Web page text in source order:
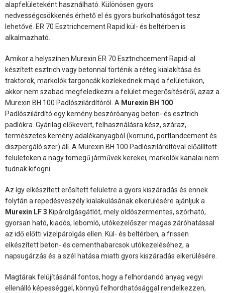
alapfelületeként használható. Különösen gyors
nedvességcsökkenés érhető el és gyors burkolhatóságot tesz
lehetővé. ER 70 Esztrichcement Rapid kül- és beltérben is
alkalmazható.
Amikor a helyszínen Murexin ER 70 Esztrichcement Rapid-al
készített esztrich vagy betonnal történik a réteg kialakítása és
traktorok, markolók targoncák közlekednek majd a felületükön,
akkor nem szabad megfeledkezni a felület megerősítéséről, azaz a
Murexin BH 100 Padlószilárdítóról. A Murexin BH 100
Padlószilárdító egy kemény beszóróanyag beton- és esztrich
padlókra. Gyárilag előkevert, felhasználásra kész, száraz,
természetes kemény adalékanyagból (korrund, portlandcement és
diszpergáló szer) áll. A Murexin BH 100 Padlószilárdítóval előállított
felületeken a nagy tömegű járművek kerekei, markolók kanalai nem
tudnak kifogni.
Az így elkészített erősített felületre a gyors kiszáradás és ennek
folytán a repedésveszély kialakulásának elkerülésére ajánljuk a
Murexin LF 3 Kipárolgásgátlót, mely oldószermentes, szórható,
gyorsan ható, kiadós, lebomló, utókezelőszer magas záróhatással
az idő előtti vízelpárolgás ellen. Kül- és beltérben, a frissen
elkészített beton- és cementhabarcsok utókezeléséhez, a
napsugárzás és a szél hatása miatti gyors kiszáradás elkerülésére.
Magtárak felújításánál fontos, hogy a felhordandó anyag vegyi
ellenálló képességgel, könnyű felhordhatósággal rendelkezzen,